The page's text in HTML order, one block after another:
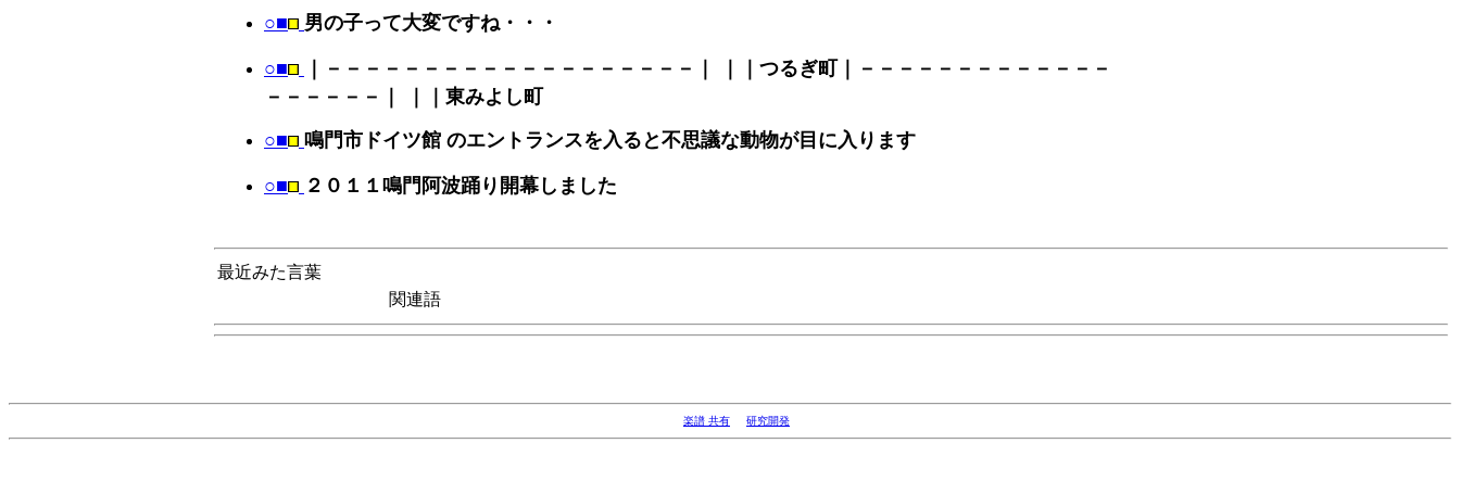
○■ 男の子って大変ですね・・・
○■ ｜－－－－－－－－－－－－－－－－－－－｜ ｜｜つるぎ町｜－－－－－－－－－－－－－
－－－－－－｜ ｜｜東みよし町
○■ 鳴門市ドイツ館 のエントランスを入ると不思議な動物が目に入ります
○■ ２０１１鳴門阿波踊り開幕しました
最近みた言葉
関連語
楽譜 共有 研究開発